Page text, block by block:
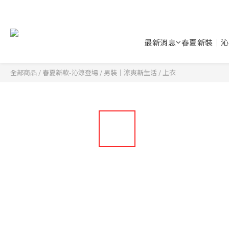
最新消息 春夏新裝｜
全部商品 / 春夏新款-沁涼登場 / 男裝｜涼爽新生活 /上衣